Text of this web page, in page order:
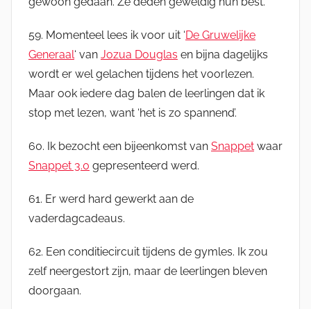
59. Momenteel lees ik voor uit ‘De Gruwelijke
Generaal‘ van Jozua Douglas en bijna dagelijks
wordt er wel gelachen tijdens het voorlezen.
Maar ook iedere dag balen de leerlingen dat ik
stop met lezen, want ‘het is zo spannend’.
60. Ik bezocht een bijeenkomst van Snappet waar
Snappet 3.0 gepresenteerd werd.
61. Er werd hard gewerkt aan de
vaderdagcadeaus.
62. Een conditiecircuit tijdens de gymles. Ik zou
zelf neergestort zijn, maar de leerlingen bleven
doorgaan.